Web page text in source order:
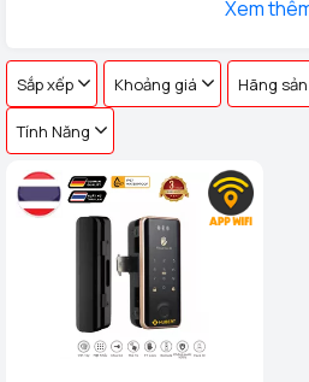
cửa kính văn phòng, cửa hàng,
Xem
Sắp xếp Khoảng giá Hãng
Tính Năng